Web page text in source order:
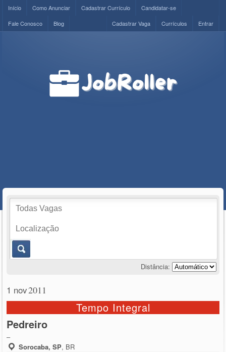
Início Como Anunciar Cadastrar Currículo
Candidatar-se
Fale Conosco
Blog Entrar
Currículos
Cadastrar Vaga
Distância:
1 nov2011
Tempo Integral
Pedreiro
–
Sorocaba, SP, BR